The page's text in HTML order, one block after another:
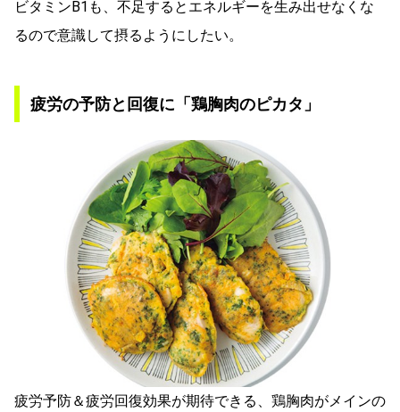
ビタミンB1も、不足するとエネルギーを生み出せなくな
るので意識して摂るようにしたい。
疲労の予防と回復に「鶏胸肉のピカタ」
疲労予防＆疲労回復効果が期待できる、鶏胸肉がメインの